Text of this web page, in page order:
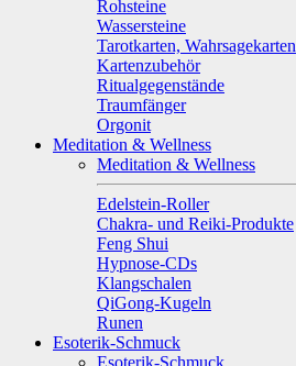
Rohsteine
Wassersteine
Tarotkarten, Wahrsagekarten
Kartenzubehör
Ritualgegenstände
Traumfänger
Orgonit
Meditation & Wellness
Meditation & Wellness
Edelstein-Roller
Chakra- und Reiki-Produkte
Feng Shui
Hypnose-CDs
Klangschalen
QiGong-Kugeln
Runen
Esoterik-Schmuck
Esoterik-Schmuck